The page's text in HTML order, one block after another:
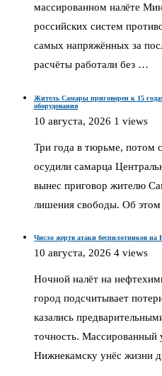
массированном налёте
российских систем
самых напряжённых за
расчёты работали без …
Житель Самары приговорен к 15
оборудования
10 августа, 2026 1 views
Три года в тюрьме, потом
осудили самарца
вынес приговор жителю
лишения свободы. Об
Число жертв атаки беспилотников на
10 августа, 2026 4 views
Ночной налёт на
город подсчитывает
казались
точность. Массированный
Нижнекамску унёс жизни